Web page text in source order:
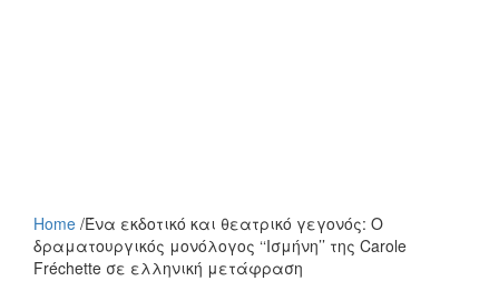
Home /Ένα εκδοτικό και θεατρικό γεγονός: Ο
δραματουργικός μονόλογος ‘‘Iσμήνη’’ της Carole
Fréchette σε ελληνική μετάφραση